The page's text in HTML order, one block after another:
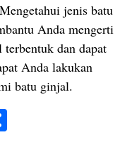
jenis batu
Anda mengerti
terbentuk dan dapat
Anda lakukan
batu ginjal.